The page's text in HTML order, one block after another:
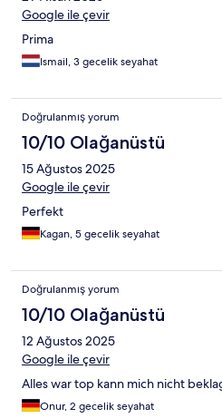
hemen altinda Migros Jet ve BiM
Google ile çevir
Prima
Ismail, 3 gecelik seyahat
Doğrulanmış yorum
10/10 Olağanüstü
15 Ağustos 2025
Google ile çevir
Perfekt
Kagan, 5 gecelik seyahat
Doğrulanmış yorum
10/10 Olağanüstü
12 Ağustos 2025
Google ile çevir
Alles war top kann mich nicht
Onur, 2 gecelik seyahat